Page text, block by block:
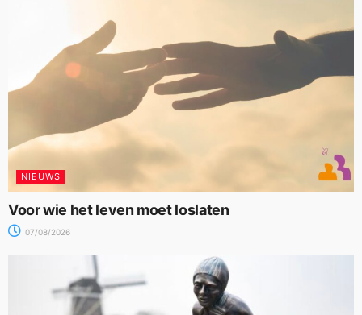
NIEUWS
Voor wie het leven moet loslaten
07/08/2026